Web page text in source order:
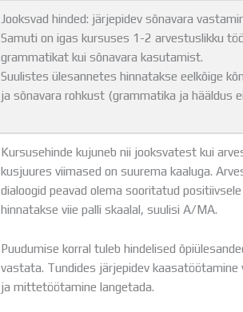
Jooksvad hinded: järjepidev sõnavara
Samuti on igas kursuses 1-2 arvestuslikku
grammatikat kui sõnavara kasutamist.
Suulistes ülesannetes hinnatakse eelkõige
ja sõnavara rohkust (grammatika ja hääldus
Kursusehinde kujuneb nii jooksvatest kui
kusjuures viimased on suurema kaaluga.
dialoogid peavad olema sooritatud
hinnatakse viie palli skaalal, suulisi A/MA.
Puudumise korral tuleb hindelised
vastata. Tundides järjepidev
ja mittetöötamine langetada.